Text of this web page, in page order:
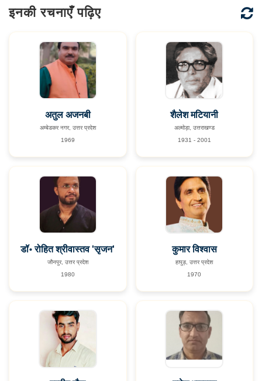
इनकी रचनाएँ पढ़िए
अतुल अजनबी
अम्बेडकर नगर, उत्तर प्रदेश
1969
शैलेश मटियानी
अल्मोड़ा, उत्तराखण्ड
1931 - 2001
डॉ॰ रोहित श्रीवास्तव 'सृजन'
जौनपुर, उत्तर प्रदेश
1980
कुमार विश्वास
हापुड़, उत्तर प्रदेश
1970